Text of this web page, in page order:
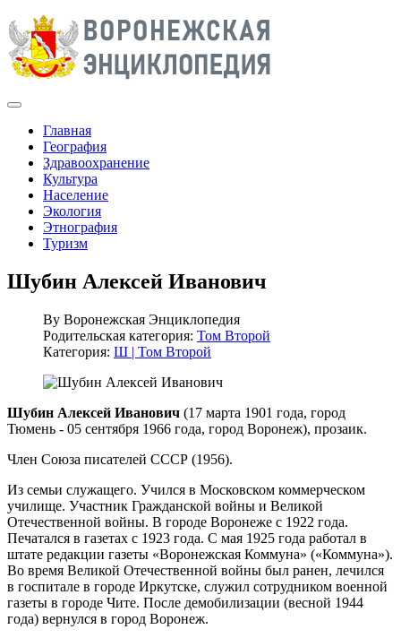
Главная
География
Здравоохранение
Культура
Население
Экология
Этнография
Туризм
Шубин Алексей Иванович
By Воронежская Энциклопедия
Родительская категория: Том Второй
Категория: Ш | Том Второй
Шубин Алексей Иванович (17 марта 1901 года, город
Тюмень - 05 сентября 1966 года, город Воронеж), прозаик.
Член Союза писателей СССР (1956).
Из семьи служащего. Учился в Московском коммерческом
училище. Участник Гражданской войны и Великой
Отечественной войны. В городе Воронеже с 1922 года.
Печатался в газетах с 1923 года. С мая 1925 года работал в
штате редакции газеты «Воронежская Коммуна» («Коммуна»).
Во время Великой Отечественной войны был ранен, лечился
в госпитале в городе Иркутске, служил сотрудником военной
газеты в городе Чите. После демобилизации (весной 1944
года) вернулся в город Воронеж.